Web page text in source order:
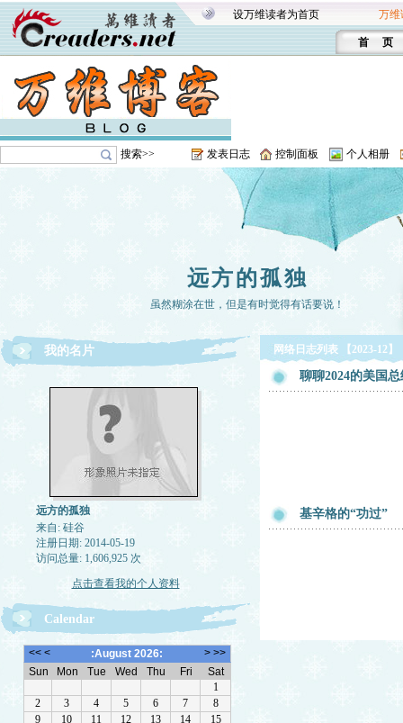
设万维读者为首页 万维
首 页
搜索>> 发表日志 控制面板 个人相册
远方的孤独
虽然糊涂在世，但是有时觉得有话要说！
我的名片
远方的孤独
来自: 硅谷
注册日期: 2014-05-19
访问总量: 1,606,925 次
点击查看我的个人资料
Calendar
网络日志列表 【2023-12】
聊聊2024的美国
基辛格的“功过”